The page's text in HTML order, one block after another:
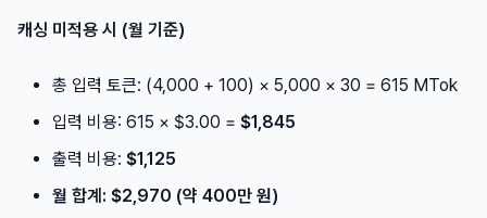
캐싱 미적용 시 (월 기준)
총 입력 토큰: (4,000 + 100) × 5,000 × 30 = 615 MTok
입력 비용: 615 × $3.00 = $1,845
출력 비용: $1,125
월 합계: $2,970 (약 400만 원)